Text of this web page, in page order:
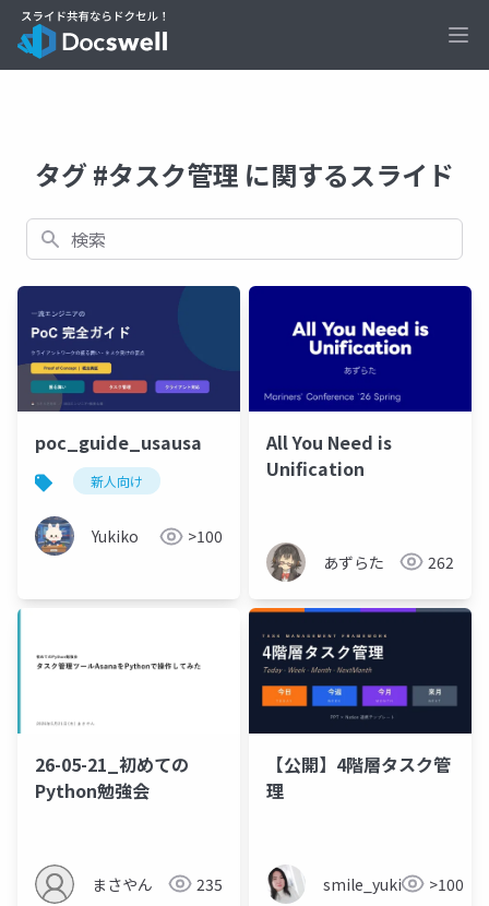
タグ #タスク管理 に関するスライド
検索
poc_guide_usausa
新人向け
Yukiko >100
All You Need is
Unification
あずらた 262
26-05-21_初めての
Python勉強会
まさやん 235
【公開】4階層タスク管
理
smile_yukiko_it>100